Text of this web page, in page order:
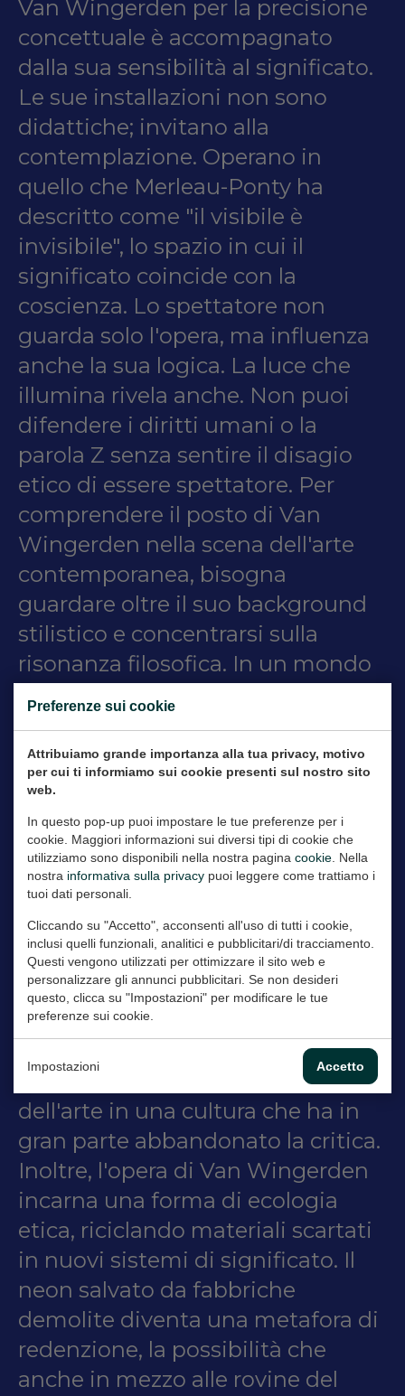
Preferenze sui cookie
Attribuiamo grande importanza alla tua privacy, motivo
per cui ti informiamo sui cookie presenti sul nostro sito
web.
In questo pop-up puoi impostare le tue preferenze per i
cookie. Maggiori informazioni sui diversi tipi di cookie che
utilizziamo sono disponibili nella nostra pagina cookie . Nella
nostra informativa sulla privacy puoi leggere come trattiamo i
tuoi dati personali.
Cliccando su "Accetto", acconsenti all'uso di tutti i cookie,
inclusi quelli funzionali, analitici e pubblicitari/di tracciamento.
Questi vengono utilizzati per ottimizzare il sito web e
personalizzare gli annunci pubblicitari. Se non desideri
questo, clicca su "Impostazioni" per modificare le tue
preferenze sui cookie.
Impostazioni Accetto
Van Wingerden per la precisione
concettuale è accompagnato
dalla sua sensibilità al significato.
Le sue installazioni non sono
didattiche; invitano alla
contemplazione. Operano in
quello che Merleau-Ponty ha
descritto come "il visibile è
invisibile", lo spazio in cui il
significato coincide con la
coscienza. Lo spettatore non
guarda solo l'opera, ma influenza
anche la sua logica. La luce che
illumina rivela anche. Non puoi
difendere i diritti umani o la
parola Z senza sentire il disagio
etico di essere spettatore. Per
comprendere il posto di Van
Wingerden nella scena dell'arte
contemporanea, bisogna
guardare oltre il suo background
stilistico e concentrarsi sulla
risonanza filosofica. In un mondo
dell'arte dominato dallo
spettacolo e dalla ripetizione
sostenibile del mercato, la sua
pratica sottolinea la primazia del
pensiero. Appartiene a una
generazione di artisti per i quali
l'arte è un atto epistemologico, un
mezzo di conoscenza. Le sue
opere sfidano la passività della
visione e costringono lo
spettatore a considerare
l'immagine piuttosto che
consumarla. In questo modo,
ripristina la funzione critica
dell'arte in una cultura che ha in
gran parte abbandonato la critica.
Inoltre, l'opera di Van Wingerden
incarna una forma di ecologia
etica, riciclando materiali scartati
in nuovi sistemi di significato. Il
neon salvato da fabbriche
demolite diventa una metafora di
redenzione, la possibilità che
anche in mezzo alle rovine del